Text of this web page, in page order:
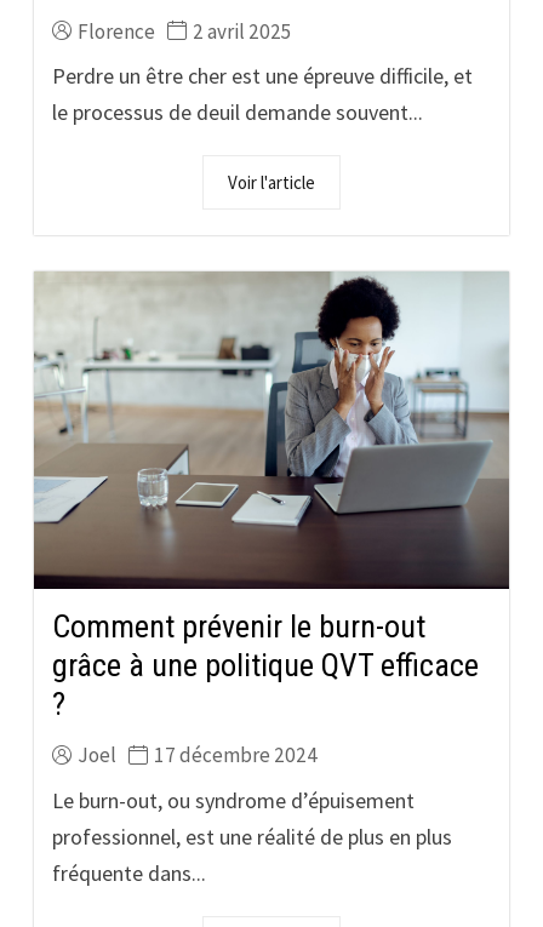
Florence 2 avril 2025
Perdre un être cher est une épreuve difficile, et
le processus de deuil demande souvent...
Voir l'article
Comment prévenir le burn-out
grâce à une politique QVT efficace
?
Joel 17 décembre 2024
Le burn-out, ou syndrome d’épuisement
professionnel, est une réalité de plus en plus
fréquente dans...